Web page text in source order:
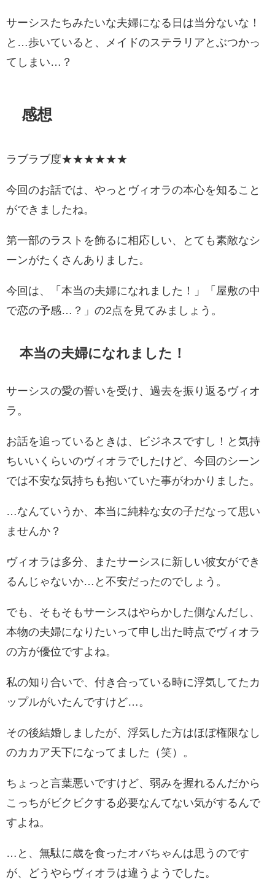
サーシスたちみたいな夫婦になる日は当分ないな！
と…歩いていると、メイドのステラリアとぶつかっ
てしまい…？
感想
ラブラブ度★★★★★★
今回のお話では、やっとヴィオラの本心を知ること
ができましたね。
第一部のラストを飾るに相応しい、とても素敵なシ
ーンがたくさんありました。
今回は、「本当の夫婦になれました！」「屋敷の中
で恋の予感…？」の2点を見てみましょう。
本当の夫婦になれました！
サーシスの愛の誓いを受け、過去を振り返るヴィオ
ラ。
お話を追っているときは、ビジネスですし！と気持
ちいいくらいのヴィオラでしたけど、今回のシーン
では不安な気持ちも抱いていた事がわかりました。
…なんていうか、本当に純粋な女の子だなって思い
ませんか？
ヴィオラは多分、またサーシスに新しい彼女ができ
るんじゃないか…と不安だったのでしょう。
でも、そもそもサーシスはやらかした側なんだし、
本物の夫婦になりたいって申し出た時点でヴィオラ
の方が優位ですよね。
私の知り合いで、付き合っている時に浮気してたカ
ップルがいたんですけど…。
その後結婚しましたが、浮気した方はほぼ権限なし
のカカア天下になってました（笑）。
ちょっと言葉悪いですけど、弱みを握れるんだから
こっちがビクビクする必要なんてない気がするんで
すよね。
…と、無駄に歳を食ったオバちゃんは思うのです
が、どうやらヴィオラは違うようでした。